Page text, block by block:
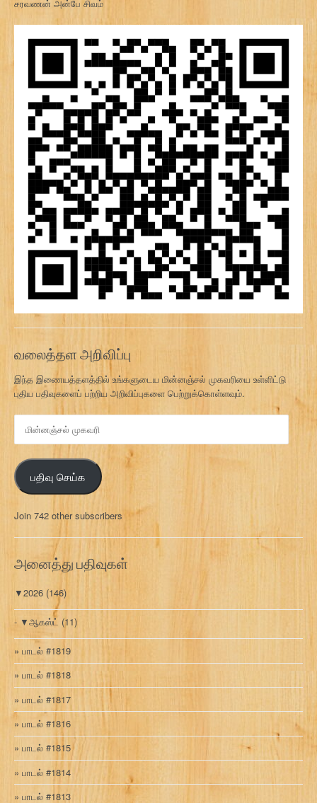
சரவணன் அன்பே சிவம்
வலைத்தள அறிவிப்பு
இந்த இணையத்தளத்தில் உங்களுடைய மின்னஞ்சல் முகவரியை உள்ளிட்டு
புதிய பதிவுகளைப் பற்றிய அறிவிப்புகளை பெற்றுக்கொள்ளவும்.
ன
ஞ்
ச
ல்
க
வ
பதிவு செய்க
Join 742 other subscribers
அனைத்து பதிவுகள்
▼2026 (146)
▼ஆகஸ்ட் (11)
பாடல் #1819
பாடல் #1818
பாடல் #1817
பாடல் #1816
பாடல் #1815
பாடல் #1814
பாடல் #1813